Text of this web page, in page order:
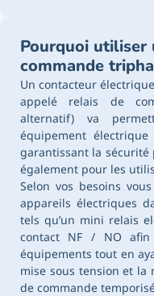
Pourquoi utiliser
commande
Un contacteur
appelé relais de
alternatif) va
équipement
garantissant la sécurité
également pour les
Selon vos besoins
appareils électriques
tels qu’un mini relais
contact NF / NO
équipements tout en
mise sous tension et la
de commande